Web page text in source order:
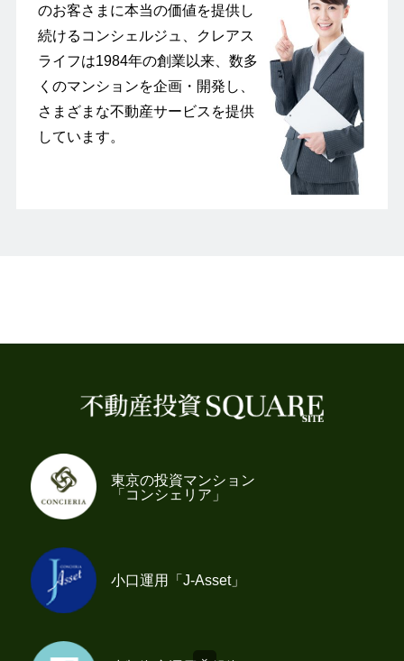
のお客さまに本当の価値を提供し
続けるコンシェルジュ、クレアス
ライフは1984年の創業以来、数多
くのマンションを企画・開発し、
さまざまな不動産サービスを提供
しています。
東京の投資マンション
「コンシェリア」
小口運用「J-Asset」